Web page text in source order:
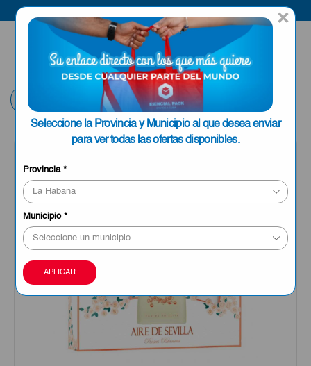
×
Seleccione la Provincia y Municipio al que desea enviar
para ver todas las ofertas disponibles.
Provincia*
Municipio*
APLICAR
ENVIAR A LA
HABANA